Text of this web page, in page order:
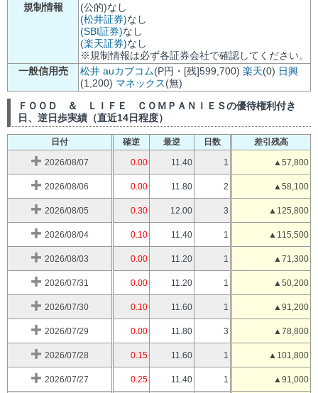
規制情報
(公的)なし
(松井証券)なし
(SBI証券)なし
(楽天証券)なし
※規制情報は必ず各証券会社で確認してください。
一般信用売
松井 auカブコム(P円・[残]599,700) 楽天(0) 日興
(1,200) マネックス(無)
ＦＯＯＤ ＆ ＬＩＦＥ ＣＯＭＰＡＮＩＥＳの優待権利付き
日、逆日歩実績（直近14日程度）
日付 確逆 最逆 日数 差引残高
2026/08/07 0.00 11.40 1 ▲57,800
2026/08/06 0.00 11.80 2 ▲58,100
2026/08/05 0.30 12.00 3 ▲125,800
2026/08/04 0.10 11.40 1 ▲115,500
2026/08/03 0.00 11.20 1 ▲71,300
2026/07/31 0.00 11.20 1 ▲50,200
2026/07/30 0.10 11.60 1 ▲91,200
2026/07/29 0.00 11.80 3 ▲78,800
2026/07/28 0.15 11.60 1 ▲101,800
2026/07/27 0.25 11.40 1 ▲91,000